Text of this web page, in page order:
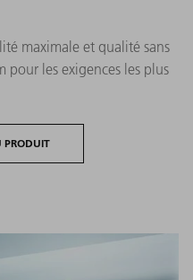
maximale et qualité sans
les exigences les plus
PRODUIT